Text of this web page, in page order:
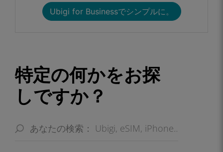
Ubigi for Businessでシンプルに。​
特定の何かをお探
しですか？